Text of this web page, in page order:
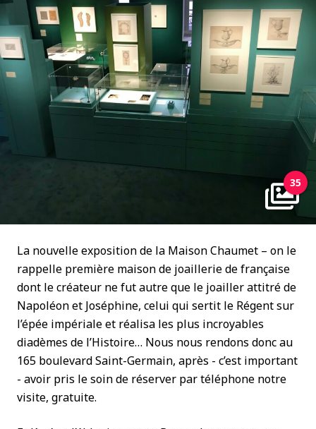
35
La nouvelle exposition de la Maison Chaumet – on le
rappelle première maison de joaillerie de française
dont le créateur ne fut autre que le joailler attitré de
Napoléon et Joséphine, celui qui sertit le Régent sur
l’épée impériale et réalisa les plus incroyables
diadèmes de l’Histoire… Nous nous rendons donc au
165 boulevard Saint-Germain, après - c’est important
- avoir pris le soin de réserver par téléphone notre
visite, gratuite.